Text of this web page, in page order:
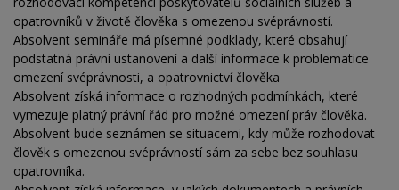
opatrovníků v životě člověka s omezenou svéprávností.
Absolvent semináře má písemné podklady, které obsahují
podstatná právní ustanovení a další informace k problematice
omezení svéprávnosti, a opatrovnictví člověka
Absolvent získá informace o rozhodných podmínkách, které
vymezuje platný právní řád pro možné omezení práv člověka.
Absolvent bude seznámen se situacemi, kdy může rozhodovat
člověk s omezenou svéprávností sám za sebe bez souhlasu
opatrovníka.